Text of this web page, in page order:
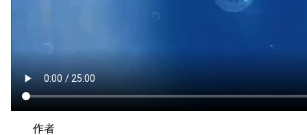
作者